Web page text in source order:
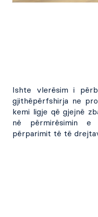
Ishte vlerësim i
gjithëpërfshirja ne
kemi ligje që gjejnë
në përmirësimin
përparimit të të